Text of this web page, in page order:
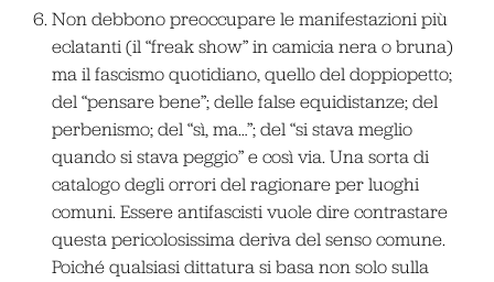
Non debbono preoccupare le manifestazioni più
eclatanti (il “freak show” in camicia nera o bruna)
ma il fascismo quotidiano, quello del doppiopetto;
del “pensare bene”; delle false equidistanze; del
perbenismo; del “sì, ma…”; del “si stava meglio
quando si stava peggio” e così via. Una sorta di
catalogo degli orrori del ragionare per luoghi
comuni. Essere antifascisti vuole dire contrastare
questa pericolosissima deriva del senso comune.
Poiché qualsiasi dittatura si basa non solo sulla